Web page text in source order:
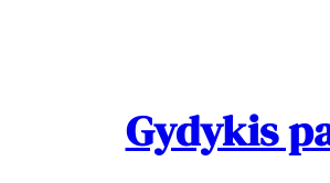
Gydykis